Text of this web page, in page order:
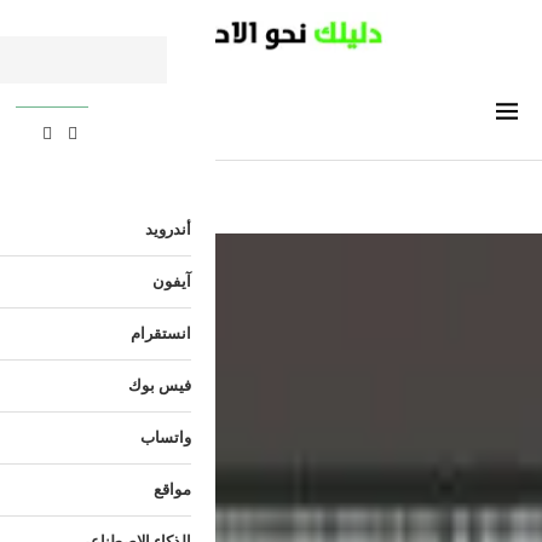
أندرويد
آيفون
انستقرام
فيس بوك
واتساب
مواقع